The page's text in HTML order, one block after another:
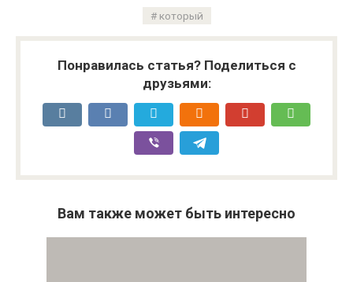
который
Понравилась статья? Поделиться с
друзьями:
Вам также может быть интересно